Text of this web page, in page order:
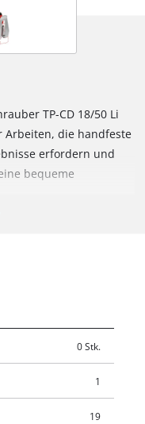
TP-CD 18/50 Li
Arbeiten, die handfeste
erfordern und
bequeme
Motor. Dieser
hochwertigen Lithium
der
können alle Akkus
Bohren. Die
0 Stk.
1
19